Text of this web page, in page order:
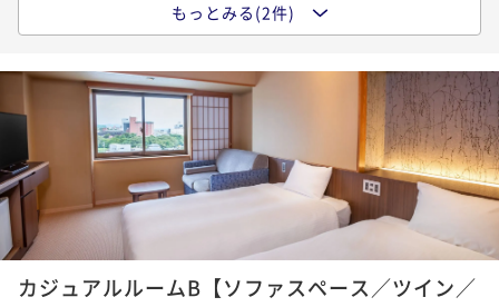
【ベストレート】時間を気にせず観光と温泉を堪能！
朝は北海道の幸を愉しむ／朝食付き
現地決済可 事前決済可
IN 15:00 - 22:00 OUT10:00
ポイント即利用で
最大7％OFF
¥22,100~
¥ 20,553 ~
ポイントアップ
【ベストレート】北海道の味覚ビュッフェと湯の川温
もっとみる(2件)
カジュアルルームB【ソファスペース／ツイン／